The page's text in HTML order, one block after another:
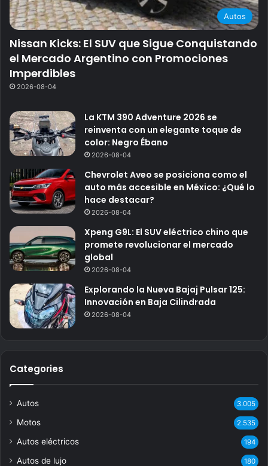
Autos
Nissan Kicks: El SUV que Sigue Conquistando
el Mercado Argentino con Promociones
Imperdibles
2026-08-04
La KTM 390 Adventure 2026 se
reinventa con un elegante toque de
color: Negro Ébano
2026-08-04
Chevrolet Aveo se posiciona como el
auto más accesible en México: ¿Qué lo
hace destacar?
2026-08-04
Xpeng G9L: El SUV eléctrico chino que
promete revolucionar el mercado
global
2026-08-04
Explorando la Nueva Bajaj Pulsar 125:
Innovación en Baja Cilindrada
2026-08-04
Categories
Autos 3.005
Motos 2.535
Autos eléctricos 194
Autos de lujo 180